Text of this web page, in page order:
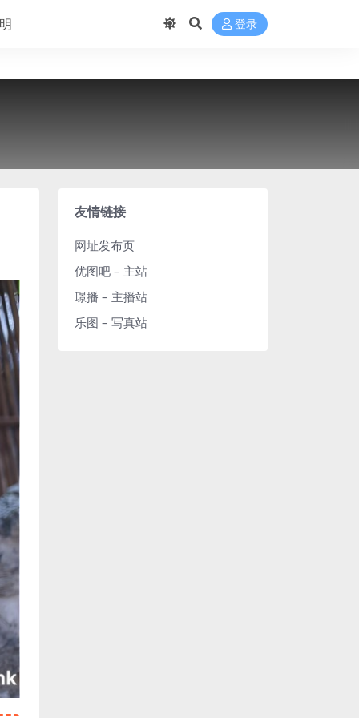
登录
友情链接
网址发布页
优图吧 – 主站
璟播 – 主播站
乐图 – 写真站